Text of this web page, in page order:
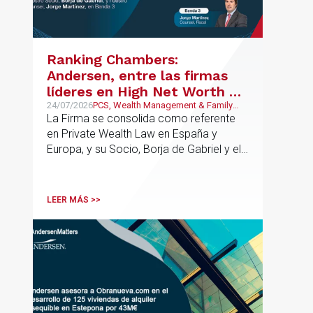
integrar el análisis jurídico, urbanístico y
contractual de los activos, anticipar
todas las fases de la operación.
Ranking Chambers:
Andersen, entre las firmas
líderes en High Net Worth en
España y Europa
24/07/2026PCS, Wealth Management & Family
Business
La Firma se consolida como referente
en Private Wealth Law en España y
Europa, y su Socio, Borja de Gabriel y el
profesionales clave del sector.
LEER MÁS >>